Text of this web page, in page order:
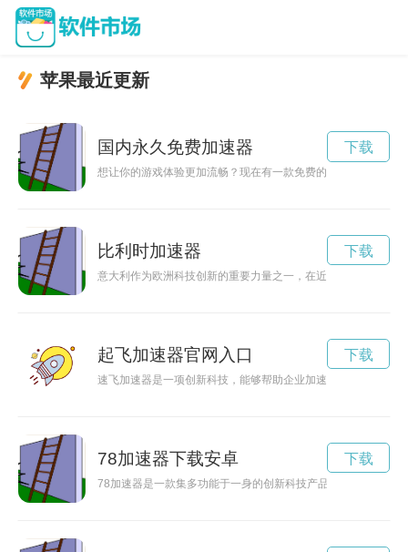
苹果最近更新
国内永久免费加速器
想让你的游戏体验更加流畅？现在有一款免费的游戏专用加速
下载
比利时加速器
意大利作为欧洲科技创新的重要力量之一，在近年来加快了创
下载
起飞加速器官网入口
速飞加速器是一项创新科技，能够帮助企业加速发展，提高效率
下载
78加速器下载安卓
78加速器是一款集多功能于一身的创新科技产品，具备高效的
下载